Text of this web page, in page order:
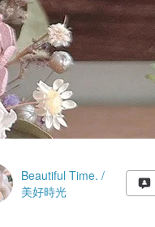
Beautiful Time. /
美好時光